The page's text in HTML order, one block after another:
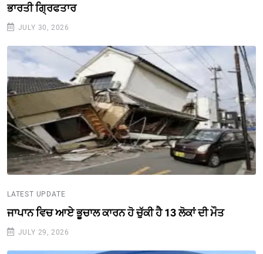
ਭਾਰਤੀ ਗ੍ਰਿਫਤਾਰ
JULY 30, 2026
LATEST UPDATE
ਜਾਪਾਨ ਵਿਚ ਆਏ ਭੂਚਾਲ ਕਾਰਨ ਹੋ ਚੁੱਕੀ ਹੈ 13 ਲੋਕਾਂ ਦੀ ਮੌਤ
JULY 29, 2026